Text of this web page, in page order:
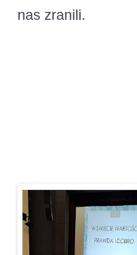
nas zranili.